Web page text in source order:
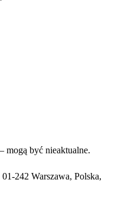
być nieaktualne.
242 Warszawa, Polska,